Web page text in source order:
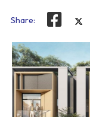
Share: